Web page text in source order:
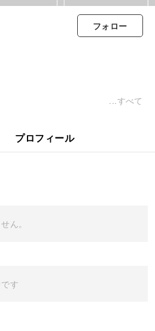
フォロー
すべて
プロフィール
ん。
す